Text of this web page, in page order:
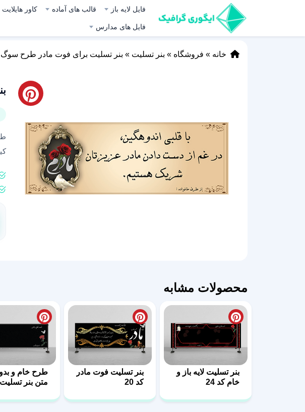
فایل لایه باز قالب های آماده کاور هایلایت
فایل های مدارس
خانه » فروشگاه » بنر تسلیت » بنر تسلیت برای فوت مادر طرح سوگ
محصولات مشابه
بنر تسلیت لایه باز و
خام کد 24
بنر تسلیت فوت مادر
کد 20
طرح خام و
متن بنر